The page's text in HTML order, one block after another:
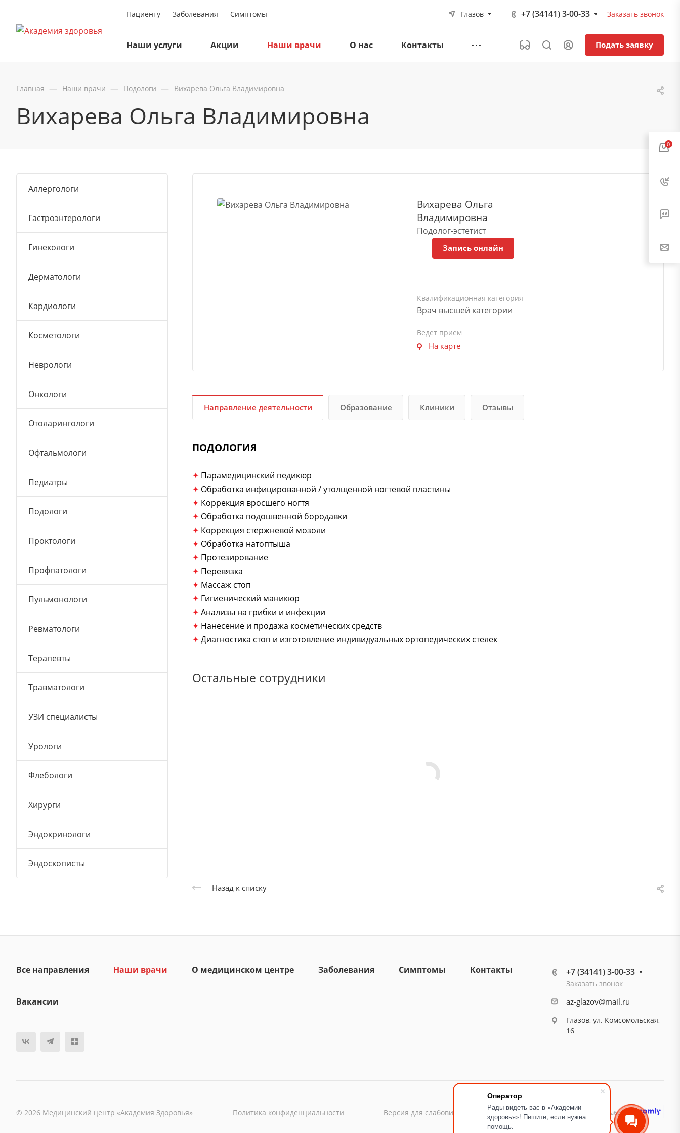
Оператор
Рады видеть вас в «Академии
здоровья»! Пишите, если нужна
помощь.
Пациенту Заболевания Симптомы Глазов +7 (34141) 3-00-33 Заказать звонок
Наши услуги Акции Наши врачи О нас Контакты Подать заявку
Главная — Наши врачи — Подологи — Вихарева Ольга Владимировна
Вихарева Ольга Владимировна
Вихарева Ольга
Владимировна
Подолог-эстетист
Запись онлайн
Квалификационная категория
Врач высшей категории
Ведет прием
На карте
Направление деятельности Образование Клиники Отзывы
ПОДОЛОГИЯ
✦ Парамедицинский педикюр
✦ Обработка инфицированной / утолщенной ногтевой пластины
✦ Коррекция вросшего ногтя
✦ Обработка подошвенной бородавки
✦ Коррекция стержневой мозоли
✦ Обработка натоптыша
✦ Протезирование
✦ Перевязка
✦ Массаж стоп
✦ Гигиенический маникюр
✦ Анализы на грибки и инфекции
✦ Нанесение и продажа косметических средств
✦ Диагностика стоп и изготовление индивидуальных ортопедических стелек
Остальные сотрудники
Назад к списку
Аллергологи
Гастроэнтерологи
Гинекологи
Дерматологи
Кардиологи
Косметологи
Неврологи
Онкологи
Отоларингологи
Офтальмологи
Педиатры
Подологи
Проктологи
Профпатологи
Пульмонологи
Ревматологи
Терапевты
Травматологи
УЗИ специалисты
Урологи
Флебологи
Хирурги
Эндокринологи
Эндоскописты
Все направления Наши врачи О медицинском центре Заболевания Симптомы Контакты
Вакансии
+7 (34141) 3-00-33
Заказать звонок
az-glazov@mail.ru
Глазов, ул. Комсомольская,
16
© 2026 Медицинский центр «Академия Здоровья» Политика конфиденциальности Версия для слабовидящих Карта сайта Разработано
0